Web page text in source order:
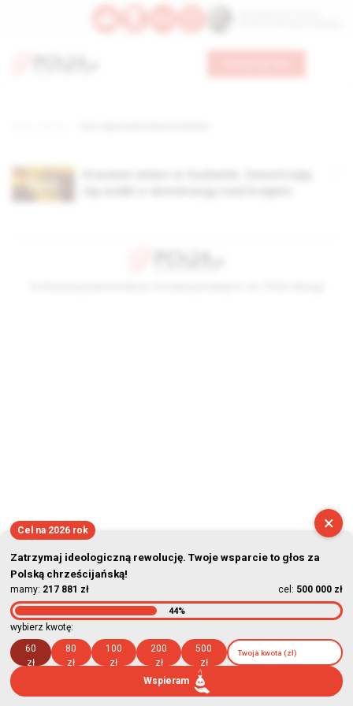
×
Cel na 2026 rok
Zatrzymaj ideologiczną rewolucję. Twoje wsparcie to głos za
Polską chrześcijańską!
mamy: 217 881 zł cel: 500 000 zł
44%
wybierz kwotę:
60
zł
80
zł
100
zł
200
zł
500
zł
Wspieram